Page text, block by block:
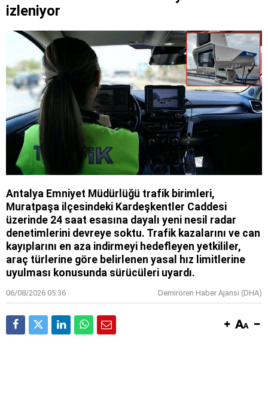
izleniyor
Antalya Emniyet Müdürlüğü trafik birimleri,
Muratpaşa ilçesindeki Kardeşkentler Caddesi
üzerinde 24 saat esasına dayalı yeni nesil radar
denetimlerini devreye soktu. Trafik kazalarını ve can
kayıplarını en aza indirmeyi hedefleyen yetkililer,
araç türlerine göre belirlenen yasal hız limitlerine
uyulması konusunda sürücüleri uyardı.
06/08/2026 05:36 Demirören Haber Ajansı (DHA)